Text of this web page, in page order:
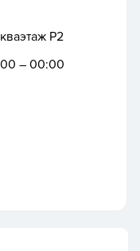
P2
– 00:00